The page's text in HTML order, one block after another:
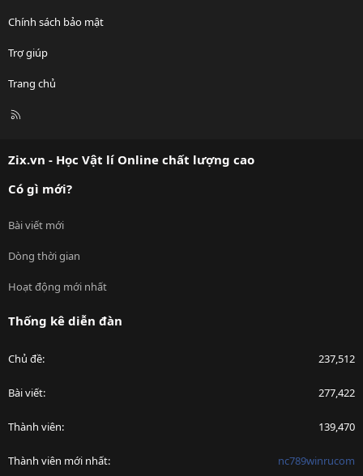
Chính sách bảo mật
Trợ giúp
Trang chủ
R
Zix.vn - Học Vật lí Online chất lượng cao
Có gì mới?
Bài viết mới
Dòng thời gian
Hoạt động mới nhất
Thống kê diễn đàn
Chủ đề 237,512
Bài viết 277,422
Thành viên 139,470
Thành viên mới nhất nc789winrucom